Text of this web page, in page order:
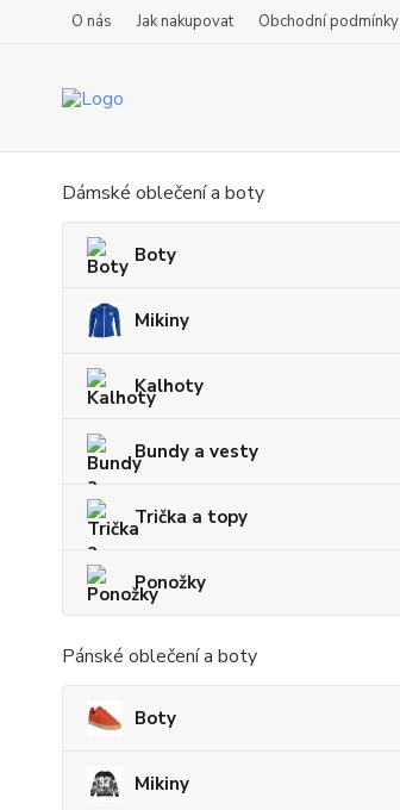
O nás Jak nakupovat Obchodní podmínky
Dámské oblečení a boty
Boty
Mikiny
Kalhoty
Bundy a vesty
Trička a topy
Ponožky
Pánské oblečení a boty
Boty
Mikiny